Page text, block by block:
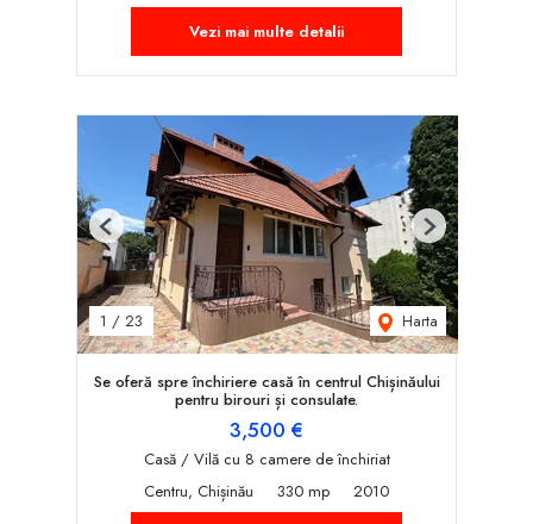
Vezi mai multe detalii
1 / 23 Harta
Previous Next
Se oferă spre închiriere casă în centrul Chișinăului
pentru birouri și consulate.
3,500 €
Casă / Vilă cu 8 camere de închiriat
Centru, Chișinău
330 mp
2010